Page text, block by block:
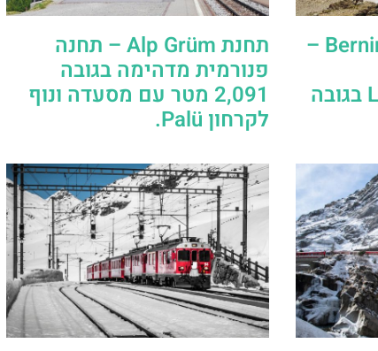
תחנת Bernina Diavolezza –
Diavolezza ול Lodge בגובה
תחנת Alp Grüm – תחנה
פנורמית מדהימה בגובה
2,091 מטר עם מסעדה ונוף
לקרחון Palü.